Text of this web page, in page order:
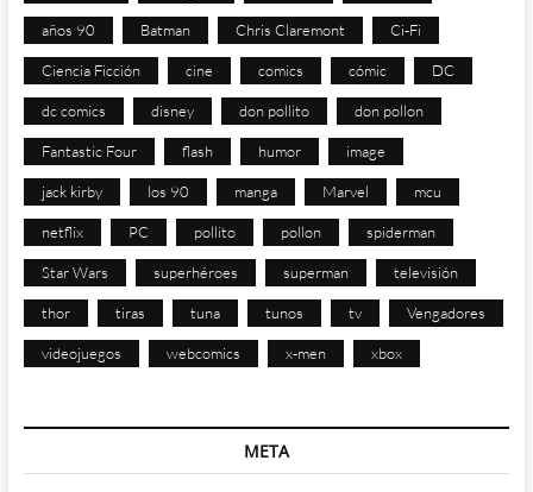
años 90 Batman Chris Claremont Ci-Fi
Ciencia Ficción cine comics cómic DC
dc comics disney don pollito don pollon
Fantastic Four flash humor image
jack kirby los 90 manga Marvel mcu
netflix PC pollito pollon spiderman
Star Wars superhéroes superman televisión
thor tiras tuna tunos tv Vengadores
videojuegos webcomics x-men xbox
META